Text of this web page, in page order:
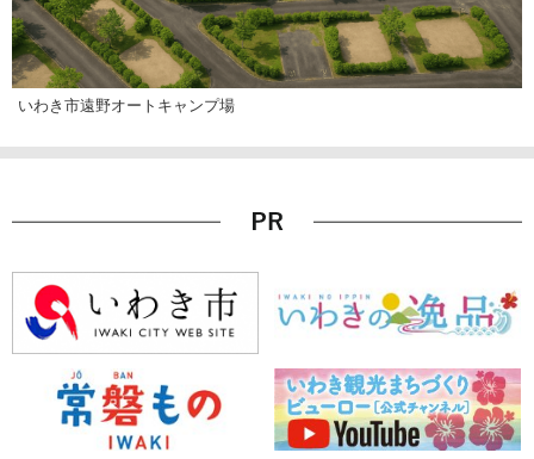
いわき市遠野オートキャンプ場